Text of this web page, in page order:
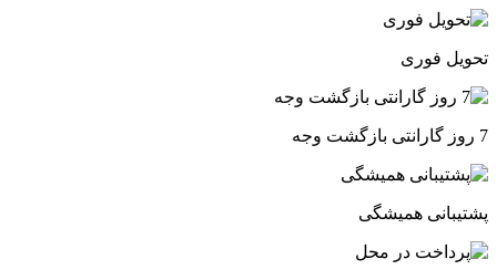
تحویل فوری
7 روز گارانتی بازگشت وجه
پشتیبانی همیشگی